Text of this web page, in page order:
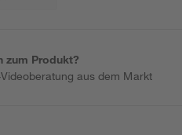
zum Produkt?
Videoberatung aus dem Markt